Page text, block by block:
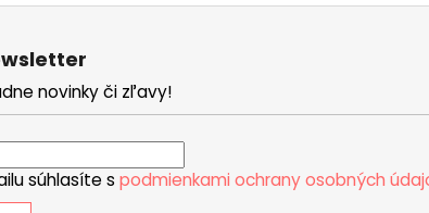
novinky či zľavy!
súhlasíte s podmienkami ochrany osobných